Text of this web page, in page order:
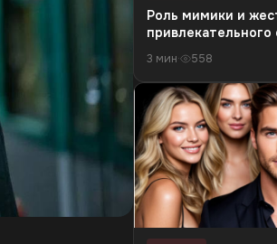
Роль мимики и
привлекательного
3 мин· 558